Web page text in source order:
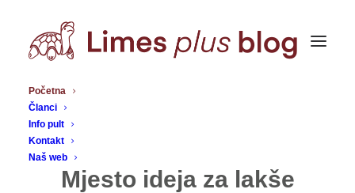
Početna
Članci
Info pult
Kontakt
Naš web
Mjesto ideja za lakše